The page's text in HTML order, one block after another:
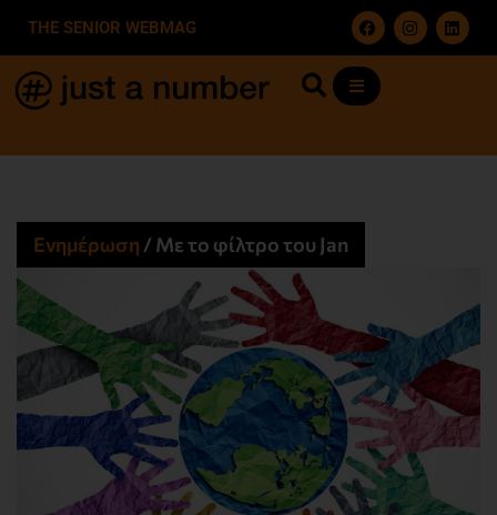
THE SENIOR WEBMAG
Ενημέρωση /Με το φίλτρο του Jan